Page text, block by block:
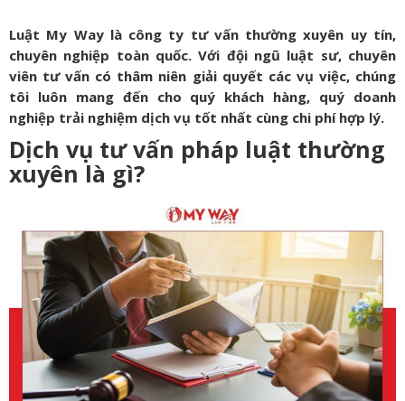
Luật My Way là công ty tư vấn thường xuyên uy tín,
chuyên nghiệp toàn quốc. Với đội ngũ luật sư, chuyên
viên tư vấn có thâm niên giải quyết các vụ việc, chúng
tôi luôn mang đến cho quý khách hàng, quý doanh
nghiệp trải nghiệm dịch vụ tốt nhất cùng chi phí hợp lý.
Dịch vụ tư vấn pháp luật thường
xuyên là gì?